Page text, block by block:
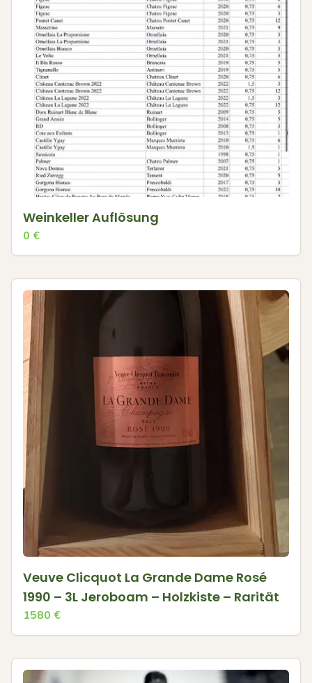
Weinkeller Auflösung
0 €
Veuve Clicquot La Grande Dame Rosé
1990 – 3L Jeroboam – Holzkiste – Rarität
1580 €